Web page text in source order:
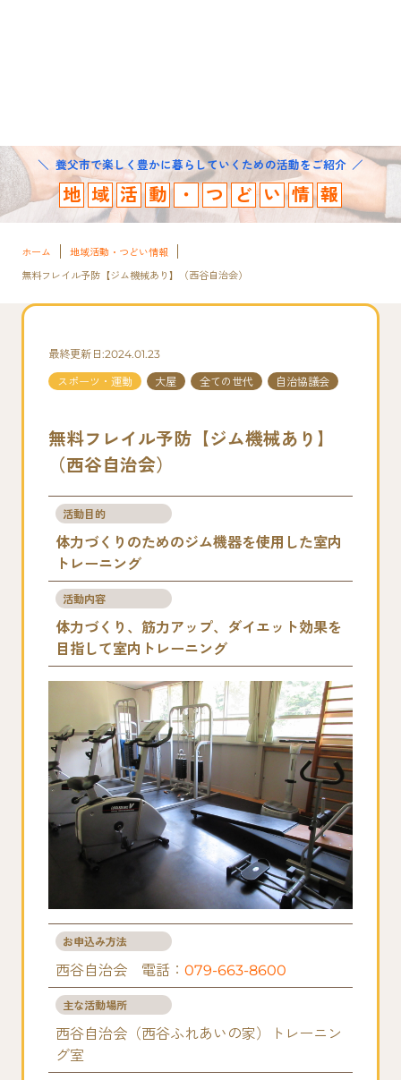
養父市で楽しく豊かに暮らしていくための活動をご紹介
地 域 活 動 ・ つ ど い 情 報
ホーム
地域活動・つどい情報
無料フレイル予防【ジム機械あり】（西谷自治会）
最終更新日:2024.01.23
スポーツ・運動 大屋 全ての世代 自治協議会
無料フレイル予防【ジム機械あり】
（西谷自治会）
活動目的
体力づくりのためのジム機器を使用した室内
トレーニング
活動内容
体力づくり、筋力アップ、ダイエット効果を
目指して室内トレーニング
お申込み方法
西谷自治会 電話：079-663-8600
主な活動場所
西谷自治会（西谷ふれあいの家）トレーニン
グ室